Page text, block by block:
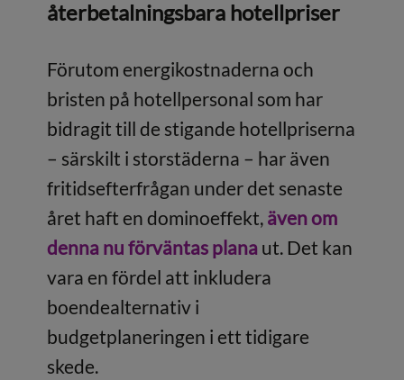
återbetalningsbara hotellpriser
Förutom energikostnaderna och
bristen på hotellpersonal som har
bidragit till de stigande hotellpriserna
– särskilt i storstäderna – har även
fritidsefterfrågan under det senaste
året haft en dominoeffekt, även om
denna nu förväntas planaut. Det kan
vara en fördel att inkludera
boendealternativ i
budgetplaneringen i ett tidigare
skede.